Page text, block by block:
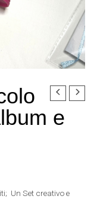
e
Un Set creativo e